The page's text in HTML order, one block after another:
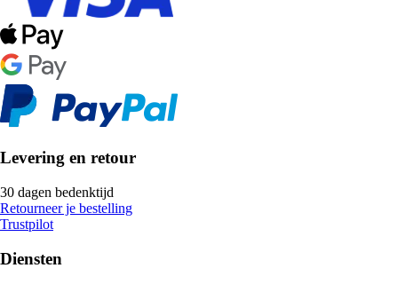
Levering en retour
30 dagen bedenktijd
Retourneer je bestelling
Trustpilot
Diensten